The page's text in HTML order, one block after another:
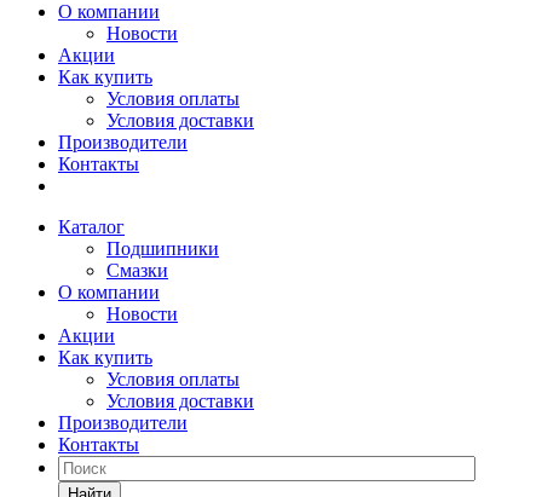
О компании
Новости
Акции
Как купить
Условия оплаты
Условия доставки
Производители
Контакты
Каталог
Подшипники
Смазки
О компании
Новости
Акции
Как купить
Условия оплаты
Условия доставки
Производители
Контакты